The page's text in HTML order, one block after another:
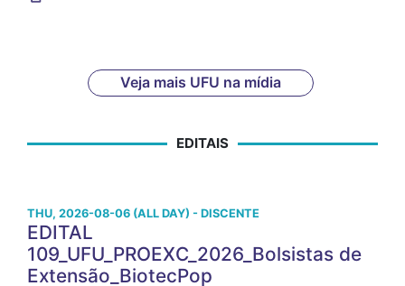
Veja mais UFU na mídia
EDITAIS
THU, 2026-08-06 (ALL DAY) - DISCENTE
EDITAL
109_UFU_PROEXC_2026_Bolsistas de
Extensão_BiotecPop